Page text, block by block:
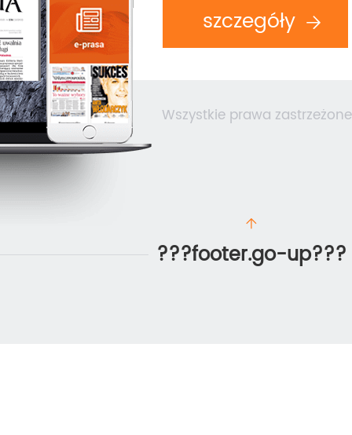
szczegóły
Wszystkie prawa
???footer.go-up???